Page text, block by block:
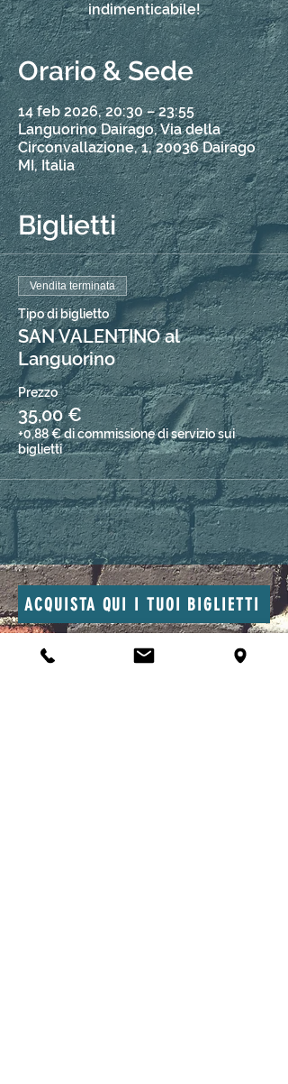
indimenticabile!
Orario & Sede
14 feb 2026, 20:30 – 23:55
Languorino Dairago, Via della
Circonvallazione, 1, 20036 Dairago
MI, Italia
Biglietti
Vendita terminata
Tipo di biglietto
SAN VALENTINO al
Languorino
Prezzo
35,00 €
+0,88 € di commissione di servizio sui
biglietti
ACQUISTA QUI I TUOI BIGLIETTI